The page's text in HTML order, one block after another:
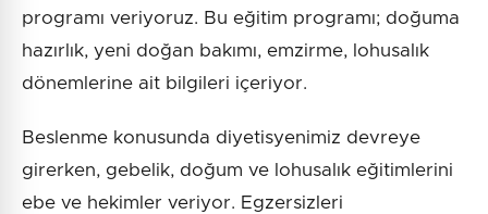
programı veriyoruz. Bu eğitim programı; doğuma
hazırlık, yeni doğan bakımı, emzirme, lohusalık
dönemlerine ait bilgileri içeriyor.
Beslenme konusunda diyetisyenimiz devreye
girerken, gebelik, doğum ve lohusalık eğitimlerini
ebe ve hekimler veriyor. Egzersizleri